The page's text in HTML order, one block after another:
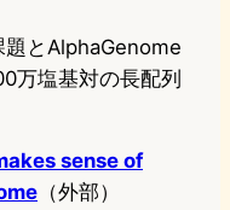
とAlphaGenome
万塩基対の長配列
sense of
（外部）